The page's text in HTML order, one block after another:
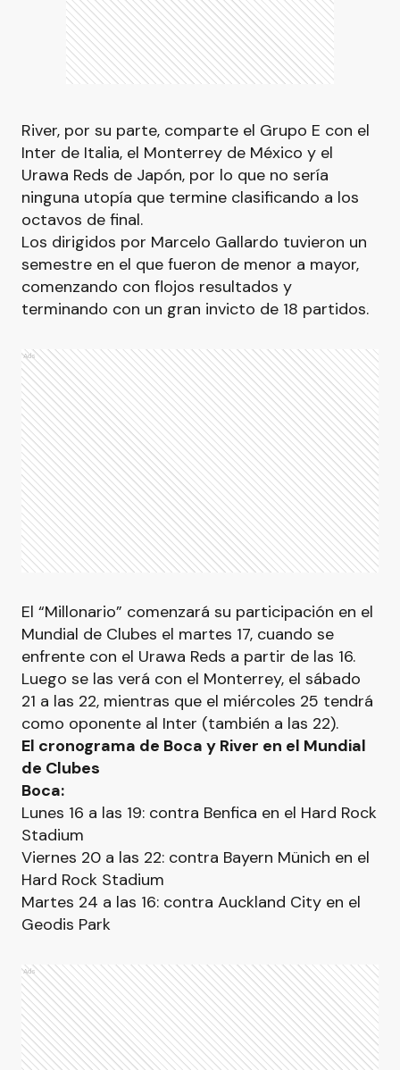
River, por su parte, comparte el Grupo E con el
Inter de Italia, el Monterrey de México y el
Urawa Reds de Japón, por lo que no sería
ninguna utopía que termine clasificando a los
octavos de final.
Los dirigidos por Marcelo Gallardo tuvieron un
semestre en el que fueron de menor a mayor,
comenzando con flojos resultados y
terminando con un gran invicto de 18 partidos.
Ads
El “Millonario” comenzará su participación en el
Mundial de Clubes el martes 17, cuando se
enfrente con el Urawa Reds a partir de las 16.
Luego se las verá con el Monterrey, el sábado
21 a las 22, mientras que el miércoles 25 tendrá
como oponente al Inter (también a las 22).
El cronograma de Boca y River en el Mundial
de Clubes
Boca:
Lunes 16 a las 19: contra Benfica en el Hard Rock
Stadium
Viernes 20 a las 22: contra Bayern Münich en el
Hard Rock Stadium
Martes 24 a las 16: contra Auckland City en el
Geodis Park
Ads